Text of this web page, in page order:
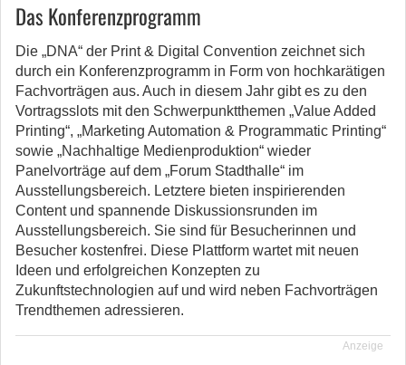
Das Konferenzprogramm
Die „DNA“ der Print & Digital Convention zeichnet sich
durch ein Konferenzprogramm in Form von hochkarätigen
Fachvorträgen aus. Auch in diesem Jahr gibt es zu den
Vortragsslots mit den Schwerpunktthemen „Value Added
Printing“, „Marketing Automation & Programmatic Printing“
sowie „Nachhaltige Medienproduktion“ wieder
Panelvorträge auf dem „Forum Stadthalle“ im
Ausstellungsbereich. Letztere bieten inspirierenden
Content und spannende Diskussionsrunden im
Ausstellungsbereich. Sie sind für Besucherinnen und
Besucher kostenfrei. Diese Plattform wartet mit neuen
Ideen und erfolgreichen Konzepten zu
Zukunftstechnologien auf und wird neben Fachvorträgen
Trendthemen adressieren.
Anzeige